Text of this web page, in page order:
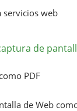
servicios web
de
PDF
de Web